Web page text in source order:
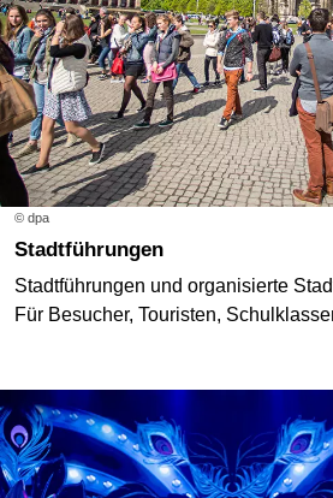
© dpa
Stadtführungen
Stadtführungen und organisierte
Für Besucher, Touristen,